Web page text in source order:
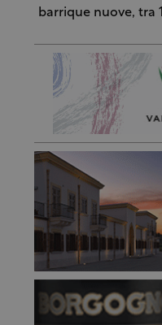
barrique nuove, tra